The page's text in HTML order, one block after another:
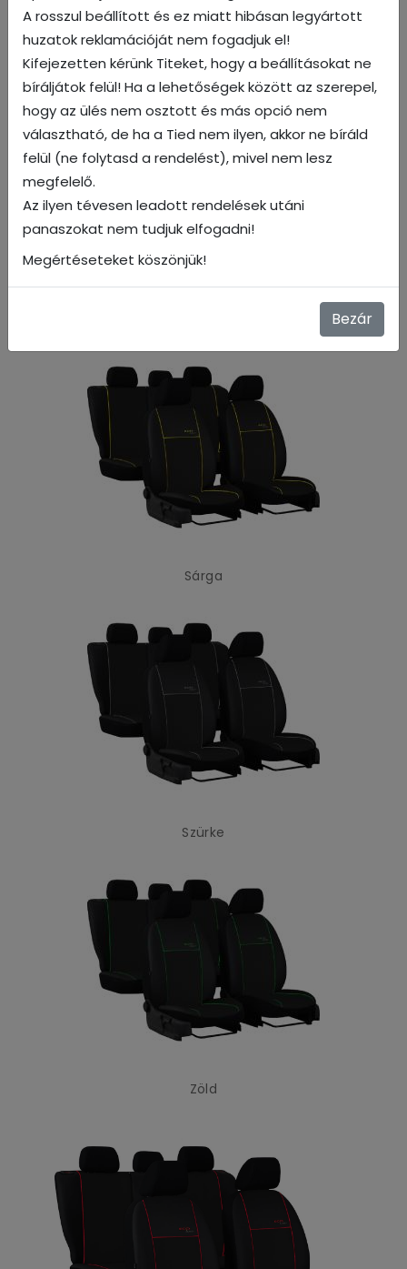
Fekete
Sárga
Szürke
Zöld
A rosszul beállított és ez miatt hibásan legyártott
huzatok reklamációját nem fogadjuk el!
Kifejezetten kérünk Titeket, hogy a beállításokat ne
bíráljátok felül! Ha a lehetőségek között az szerepel,
hogy az ülés nem osztott és más opció nem
választható, de ha a Tied nem ilyen, akkor ne bíráld
felül (ne folytasd a rendelést), mivel nem lesz
megfelelő.
Az ilyen tévesen leadott rendelések utáni
panaszokat nem tudjuk elfogadni!
Megértéseteket köszönjük!
Bezár